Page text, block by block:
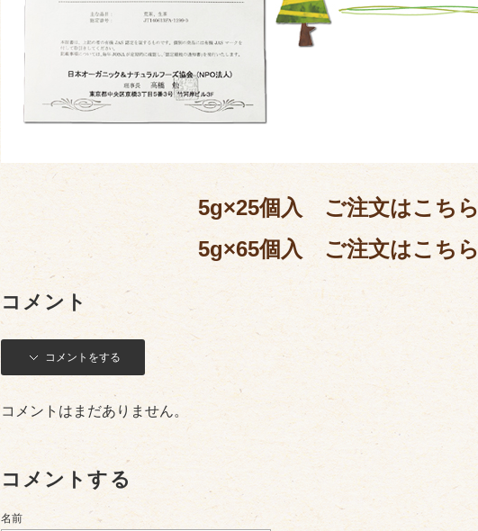
5g×25個入 ご注文はこちら
5g×65個入 ご注文はこちら
コメント
コメントをする
コメントはまだありません。
コメントする
名前